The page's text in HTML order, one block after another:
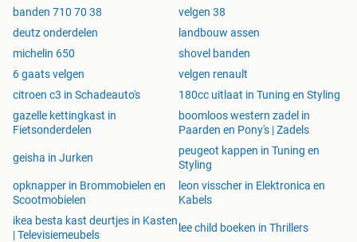
banden 710 70 38
velgen 38
deutz onderdelen
landbouw assen
michelin 650
shovel banden
6 gaats velgen
velgen renault
citroen c3 in Schadeauto's
180cc uitlaat in Tuning en Styling
gazelle kettingkast in
Fietsonderdelen
boomloos western zadel in
Paarden en Pony's | Zadels
geisha in Jurken
peugeot kappen in Tuning en
Styling
opknapper in Brommobielen en
Scootmobielen
leon visscher in Elektronica en
Kabels
ikea besta kast deurtjes in Kasten
| Televisiemeubels
lee child boeken in Thrillers